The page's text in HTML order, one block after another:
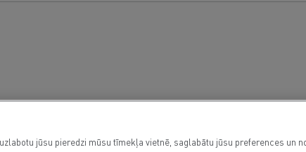
jūsu pieredzi mūsu tīmekļa vietnē, saglabātu jūsu preferences